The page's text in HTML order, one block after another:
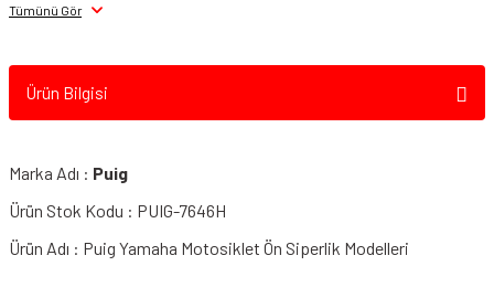
Tümünü Gör
Ürün Bilgisi
Marka Adı : Puig
Ürün Stok Kodu : PUIG-7646H
Ürün Adı : Puig Yamaha Motosiklet Ön Siperlik Modelleri